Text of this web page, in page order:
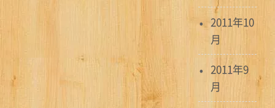
2011年10
月
2011年9
月